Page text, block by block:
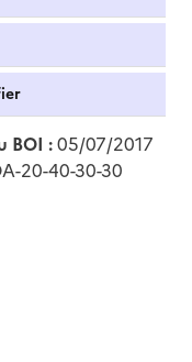
BOI :05/07/2017
20-40-30-30
pdf